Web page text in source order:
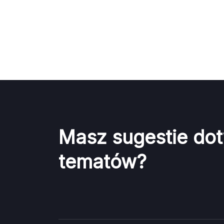
Masz sugestie
tematów?